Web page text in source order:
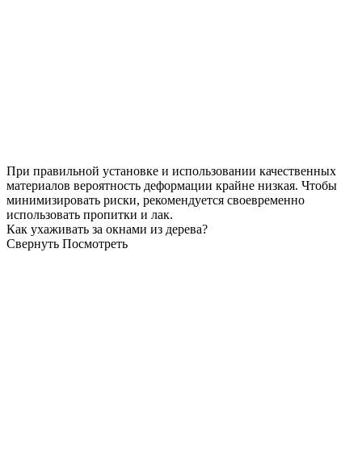
При правильной установке и использовании качественных
материалов вероятность деформации крайне низкая. Чтобы
минимизировать риски, рекомендуется своевременно
использовать пропитки и лак.
Как ухаживать за окнами из дерева?
Свернуть Посмотреть